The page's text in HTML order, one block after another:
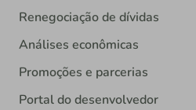
Renegociação de dívidas
Análises econômicas
Promoções e parcerias
Portal do desenvolvedor